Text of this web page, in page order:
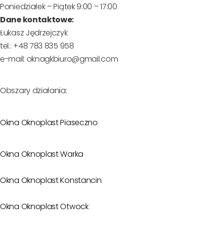
Poniedziałek – Piątek 9:00 – 17:00
Dane kontaktowe:
Łukasz Jędrzejczyk
tel.: +48 783 835 958
e-mail: oknagkbiuro@gmail.com
Obszary działania:
Okna Oknoplast Piaseczno
Okna Oknoplast Warka
Okna Oknoplast Konstancin
Okna Oknoplast Otwock